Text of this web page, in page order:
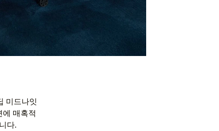
미드나잇
매혹적
다.